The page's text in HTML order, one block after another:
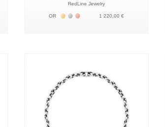
RedLine Jewelry
OR Жёлтое золото 18К
Белое золото 18К
Розовое золото 18К
1 220,00 €